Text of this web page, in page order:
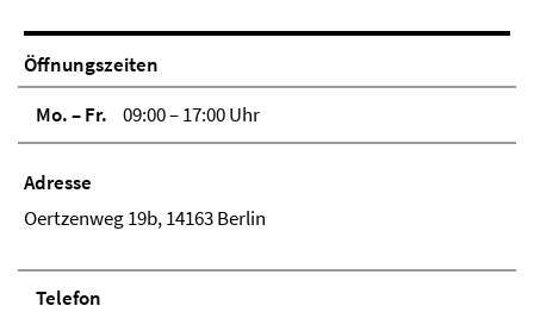
Öffnungszeiten
Mo. – Fr.
09:00 – 17:00 Uhr
Adresse
Oertzenweg 19b, 14163 Berlin
Telefon